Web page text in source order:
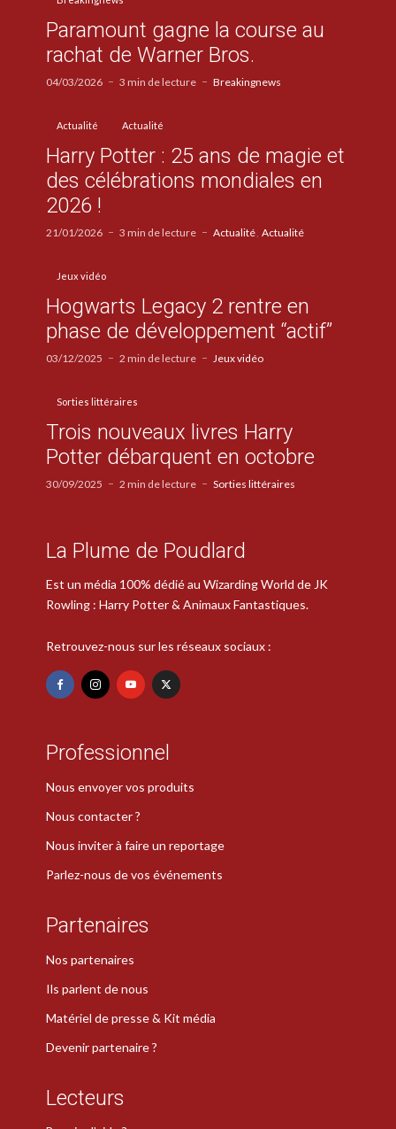
Paramount gagne la course au
rachat de Warner Bros.
04/03/2026 3 min de lecture Breakingnews
Actualité Actualité
Harry Potter : 25 ans de magie et
des célébrations mondiales en
2026 !
21/01/2026 3 min de lecture Actualité Actualité
Jeux vidéo
Hogwarts Legacy 2 rentre en
phase de développement “actif”
03/12/2025 2 min de lecture Jeux vidéo
Sorties littéraires
Trois nouveaux livres Harry
Potter débarquent en octobre
30/09/2025 2 min de lecture Sorties littéraires
La Plume de Poudlard
Est un média 100% dédié au Wizarding World de JK
Rowling : Harry Potter & Animaux Fantastiques.
Retrouvez-nous sur les réseaux sociaux :
Professionnel
Nous envoyer vos produits
Nous contacter ?
Nous inviter à faire un reportage
Parlez-nous de vos événements
Partenaires
Nos partenaires
Ils parlent de nous
Matériel de presse & Kit média
Devenir partenaire ?
Lecteurs